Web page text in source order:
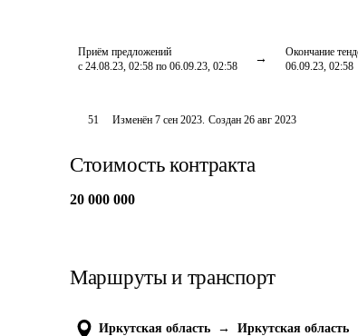
Приём предложений
с 24.08.23, 02:58 по 06.09.23, 02:58
Окончание
06.09.23, 02:58
51 Изменён7 сен 2023. Создан 26 авг 2023
Стоимость контракта
20 000 000
Маршруты и транспорт
Иркутская область → Иркутская область